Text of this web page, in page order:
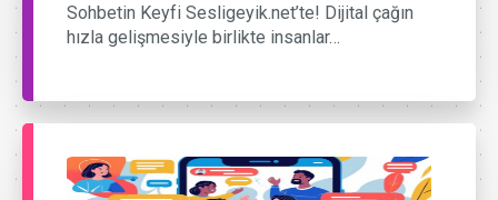
Sohbetin Keyfi Sesligeyik.net’te! Dijital çağın
hızla gelişmesiyle birlikte insanlar…